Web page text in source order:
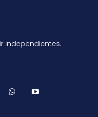
independientes.